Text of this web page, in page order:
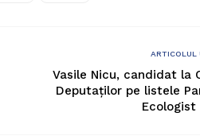
ARTICOLUL
Vasile Nicu, candidat la
Deputaților pe listele
Ecologist